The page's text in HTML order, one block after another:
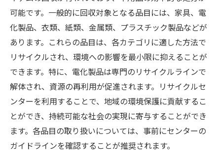
可能です。一般的に回収対象となる品目には、家具、電
化製品、衣類、紙類、金属類、プラスチック製品などが
あります。これらの品目は、各カテゴリに適した方法で
リサイクルされ、環境への影響を最小限に抑えることが
できます。特に、電化製品は専門のリサイクルラインで
解体され、資源の再利用が促進されます。リサイクルセ
ンターを利用することで、地域の環境保護に貢献するこ
とができ、持続可能な社会の実現に寄与することができ
ます。各品目の取り扱いについては、事前にセンターの
ガイドラインを確認することが推奨されます。